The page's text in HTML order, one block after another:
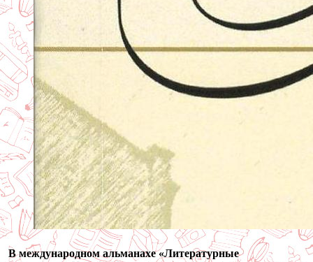
В международном альманахе «Литературные